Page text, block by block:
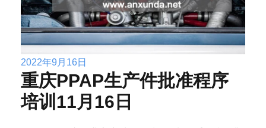
2022年9月16日
重庆PPAP生产件批准程序
培训11月16日